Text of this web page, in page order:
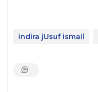
indira jUsuf ismail